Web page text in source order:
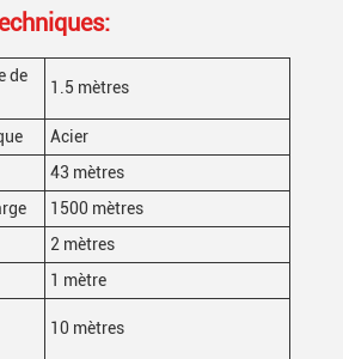
de
1.5 mètres
Acier
43 mètres
1500 mètres
2 mètres
1 mètre
10 mètres